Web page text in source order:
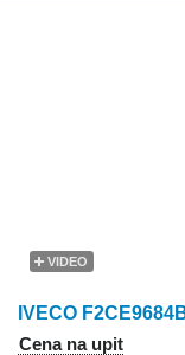
VIDEO
Cena na upit